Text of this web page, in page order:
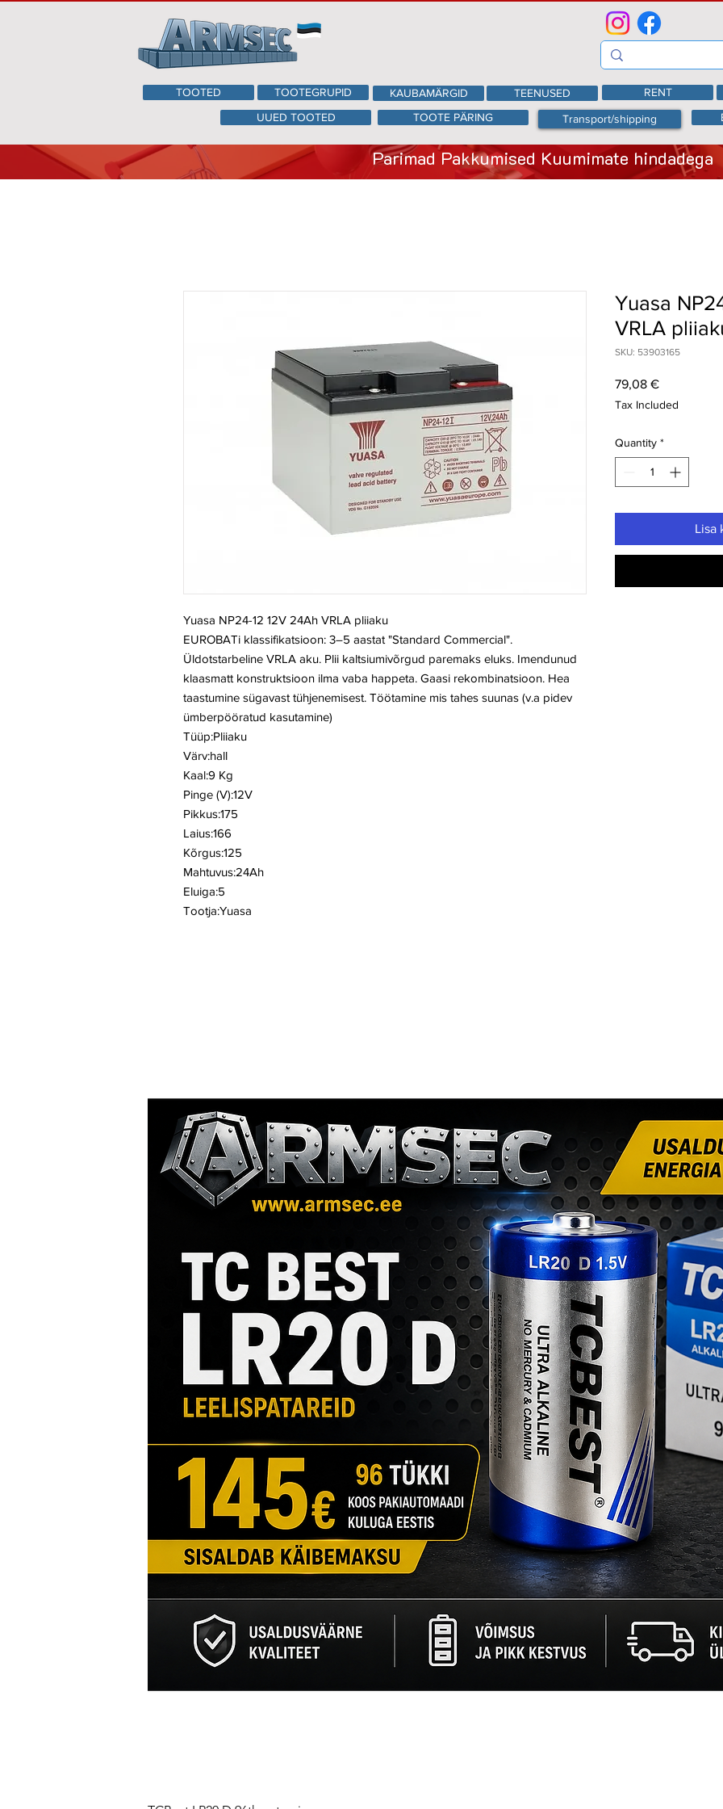
TOOTED
TOOTEGRUPID
UUED TOOTED
KAUBAMÄRGID TEENUSED RENT
TOOTE PÄRING
Transport/shipping
Parimad Pakkumised Kuumimate hindadega
Yuasa NP24-12 12V 24Ah VRLA pliiaku
EUROBATi klassifikatsioon: 3–5 aastat "Standard Commercial".
Üldotstarbeline VRLA aku. Plii kaltsiumivõrgud paremaks eluks. Imendunud
klaasmatt konstruktsioon ilma vaba happeta. Gaasi rekombinatsioon. Hea
taastumine sügavast tühjenemisest. Töötamine mis tahes suunas (v.a pidev
ümberpööratud kasutamine)
Tüüp:Pliiaku
Värv:hall
Kaal:9 Kg
Pinge (V):12V
Pikkus:175
Laius:166
Kõrgus:125
Mahtuvus:24Ah
Eluiga:5
Tootja:Yuasa
Yuasa
VRLA
SKU: 53903165
79,08 €Price
Tax Included
Quantity *
Lisa